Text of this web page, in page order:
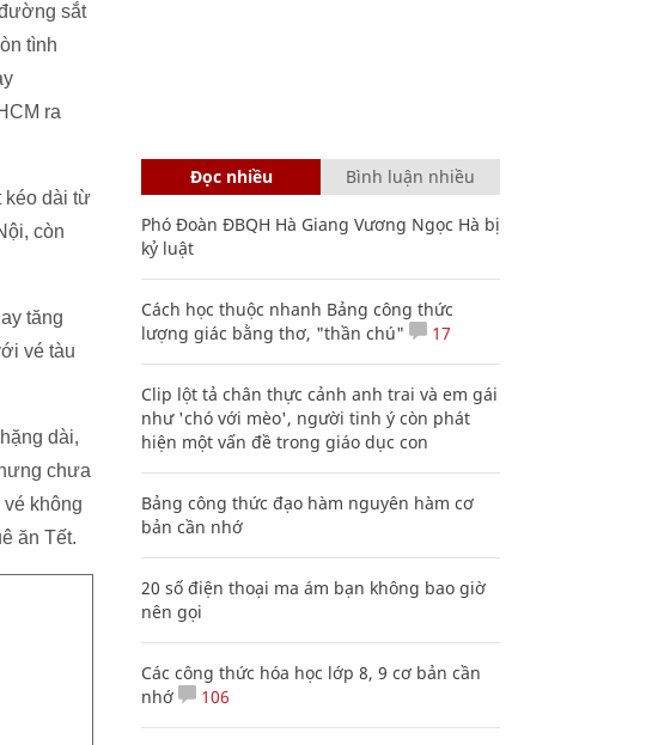
sắt
tình
ra
kéo dài từ
còn
tăng
vé tàu
dài,
chưa
không
ăn Tết.
Đọc nhiều Bình luận nhiều
Phó Đoàn ĐBQH Hà Giang Vương Ngọc Hà bị
kỷ luật
Cách học thuộc nhanh Bảng công thức
lượng giác bằng thơ, "thần chú"
17
Clip lột tả chân thực cảnh anh trai và em gái
như 'chó với mèo', người tinh ý còn phát
hiện một vấn đề trong giáo dục con
Bảng công thức đạo hàm nguyên hàm cơ
bản cần nhớ
20 số điện thoại ma ám bạn không bao giờ
nên gọi
Các công thức hóa học lớp 8, 9 cơ bản cần
nhớ
106